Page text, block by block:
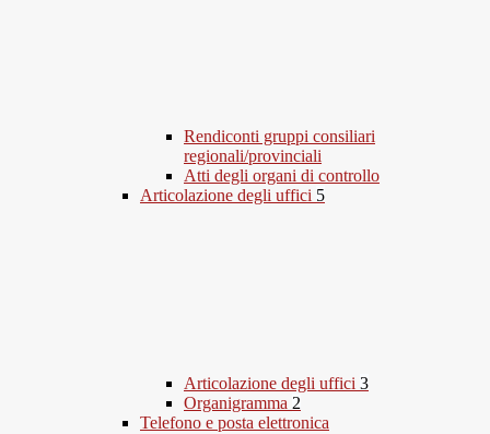
Rendiconti gruppi consiliari
regionali/provinciali
Atti degli organi di controllo
Articolazione degli uffici 5
Articolazione degli uffici 3
Organigramma 2
Telefono e posta elettronica